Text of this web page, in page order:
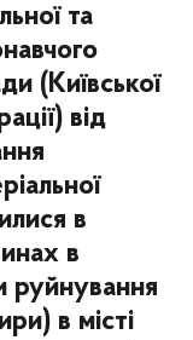
та
(Київської
від
в
в
руйнування
в місті